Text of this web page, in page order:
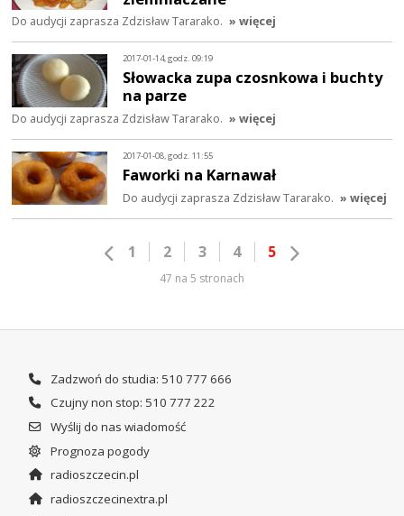
Do audycji zaprasza Zdzisław Tararako. » więcej
2017-01-14, godz. 09:19
Słowacka zupa czosnkowa i buchty
na parze
Do audycji zaprasza Zdzisław Tararako. » więcej
2017-01-08, godz. 11:55
Faworki na Karnawał
Do audycji zaprasza Zdzisław Tararako. » więcej
1 2 3 4 5
47 na 5 stronach
Zadzwoń do studia: 510 777 666
Czujny non stop: 510 777 222
Wyślij do nas wiadomość
Prognoza pogody
radioszczecin.pl
radioszczecinextra.pl